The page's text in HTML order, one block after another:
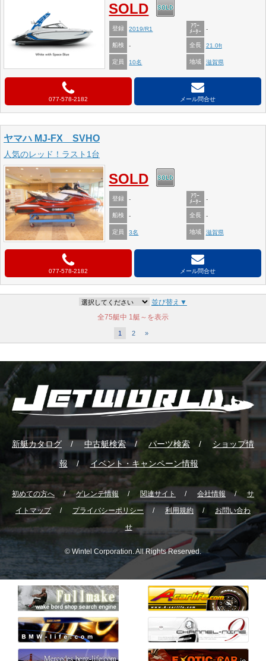
SOLD
登録 2019/R1
ｱﾜｰ
ﾒｰﾀｰ
-
船検 - 全長 21.0ft
定員 10名 地域 滋賀県
077-578-2182 メール問合せ
ヤマハ MJ-FX SVHO
人気のレッド！ラスト1台
SOLD
登録 -
ｱﾜｰ
ﾒｰﾀｰ
-
船検 - 全長 -
定員 3名 地域 滋賀県
077-578-2182 メール問合せ
並び替え▼
全75艇中 1艇～を表示
1 2 »
新艇カタログ 中古艇検索 パーツ検索 ショップ情
報 イベント・キャンペーン情報
初めての方へ ゲレンテ情報 関連サイト 会社情報
サ
イトマップ
プライバシーポリシー 利用規約
お問い合わ
せ
© Wintel Corporation. All Rights Reserved.